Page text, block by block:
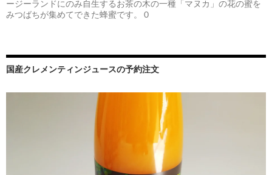
ージーランドにのみ自生するお茶の木の一種「マヌカ」の花の蜜を
みつばちが集めてできた蜂蜜です。 0
国産クレメンティンジュースの予約注文